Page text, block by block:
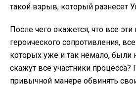
такой взрыв, который разнесет
После чего окажется, что все
героического сопротивления,
которых уже и так немало, были
скажут все участники
привычной манере обвинять